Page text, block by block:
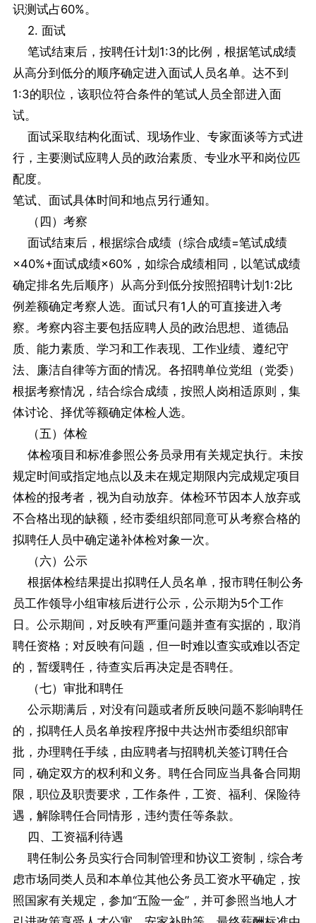
识测试占60%。
2. 面试
笔试结束后，按聘任计划1:3的比例，根据笔试成绩
从高分到低分的顺序确定进入面试人员名单。达不到
1:3的职位，该职位符合条件的笔试人员全部进入面
试。
面试采取结构化面试、现场作业、专家面谈等方式进
行，主要测试应聘人员的政治素质、专业水平和岗位匹
配度。
笔试、面试具体时间和地点另行通知。
（四）考察
面试结束后，根据综合成绩（综合成绩=笔试成绩
×40%+面试成绩×60%，如综合成绩相同，以笔试成绩
确定排名先后顺序）从高分到低分按照招聘计划1:2比
例差额确定考察人选。面试只有1人的可直接进入考
察。考察内容主要包括应聘人员的政治思想、道德品
质、能力素质、学习和工作表现、工作业绩、遵纪守
法、廉洁自律等方面的情况。各招聘单位党组（党委）
根据考察情况，结合综合成绩，按照人岗相适原则，集
体讨论、择优等额确定体检人选。
（五）体检
体检项目和标准参照公务员录用有关规定执行。未按
规定时间或指定地点以及未在规定期限内完成规定项目
体检的报考者，视为自动放弃。体检环节因本人放弃或
不合格出现的缺额，经市委组织部同意可从考察合格的
拟聘任人员中确定递补体检对象一次。
（六）公示
根据体检结果提出拟聘任人员名单，报市聘任制公务
员工作领导小组审核后进行公示，公示期为5个工作
日。公示期间，对反映有严重问题并查有实据的，取消
聘任资格；对反映有问题，但一时难以查实或难以否定
的，暂缓聘任，待查实后再决定是否聘任。
（七）审批和聘任
公示期满后，对没有问题或者所反映问题不影响聘任
的，拟聘任人员名单按程序报中共达州市委组织部审
批，办理聘任手续，由应聘者与招聘机关签订聘任合
同，确定双方的权利和义务。聘任合同应当具备合同期
限，职位及职责要求，工作条件，工资、福利、保险待
遇，解除聘任合同情形，违约责任等条款。
四、工资福利待遇
聘任制公务员实行合同制管理和协议工资制，综合考
虑市场同类人员和本单位其他公务员工资水平确定，按
照国家有关规定，参加“五险一金”，并可参照当地人才